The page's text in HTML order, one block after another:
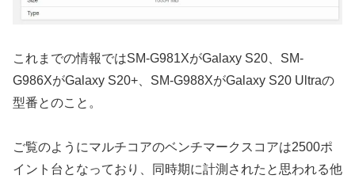
これまでの情報ではSM-G981XがGalaxy S20、SM-
G986XがGalaxy S20+、SM-G988XがGalaxy S20 Ultraの
型番とのこと。
ご覧のようにマルチコアのベンチマークスコアは2500ポ
イント台となっており、同時期に計測されたと思われる他